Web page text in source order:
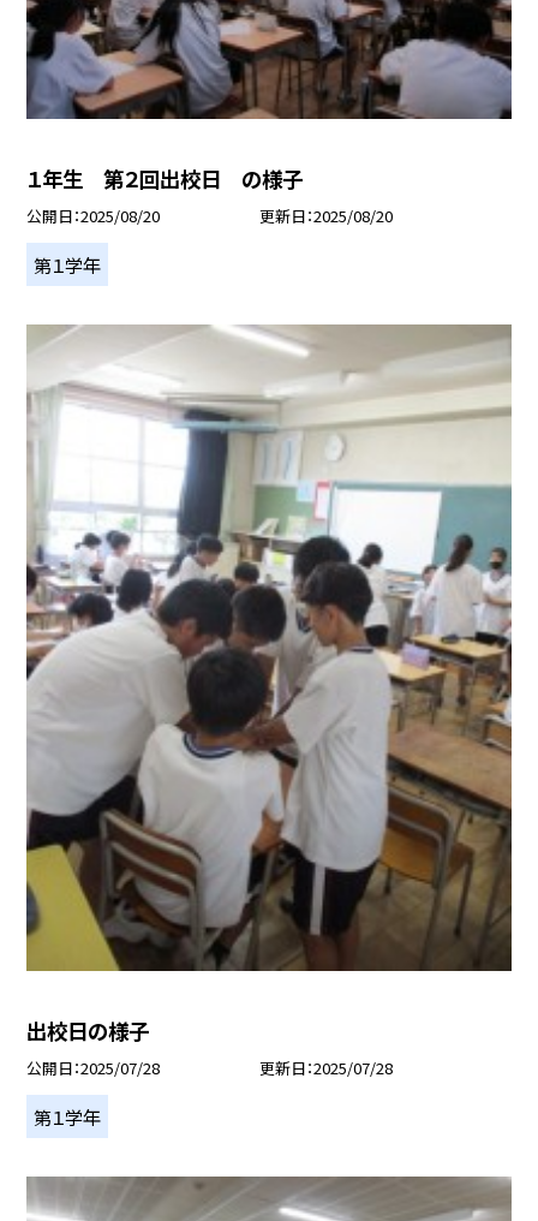
１年生 第２回出校日 の様子
公開日 2025/08/20 更新日 2025/08/20
第１学年
出校日の様子
公開日 2025/07/28 更新日 2025/07/28
第１学年